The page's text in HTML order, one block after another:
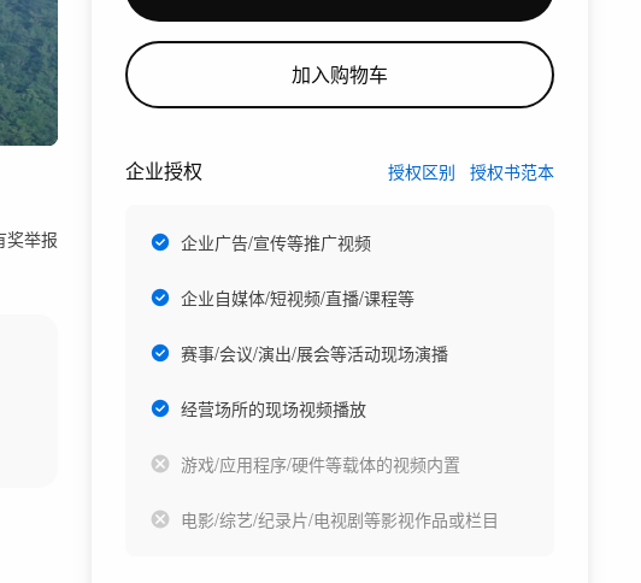
奖举报
加入购物车
企业授权 授权区别 授权书范本
企业广告/宣传等推广视频
企业自媒体/短视频/直播/课程等
赛事/会议/演出/展会等活动现场演播
经营场所的现场视频播放
游戏/应用程序/硬件等载体的视频内置
电影/综艺/纪录片/电视剧等影视作品或栏目